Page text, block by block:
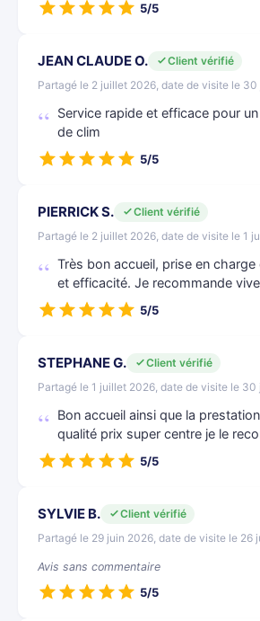
5/5
JEAN CLAUDE O.
Client vérifié
Partagé le 2 juillet 2026, date de visite le 30
Service rapide et efficace pour
de clim
5/5
PIERRICK S.
Client vérifié
Partagé le 2 juillet 2026, date de visite le 1
Très bon accueil, prise en
et efficacité. Je recommande
5/5
STEPHANE G.
Client vérifié
Partagé le 1 juillet 2026, date de visite le 30
Bon accueil ainsi que la
qualité prix super centre je le
5/5
SYLVIE B.
Client vérifié
Partagé le 29 juin 2026, date de visite le 26
Avis sans commentaire
5/5